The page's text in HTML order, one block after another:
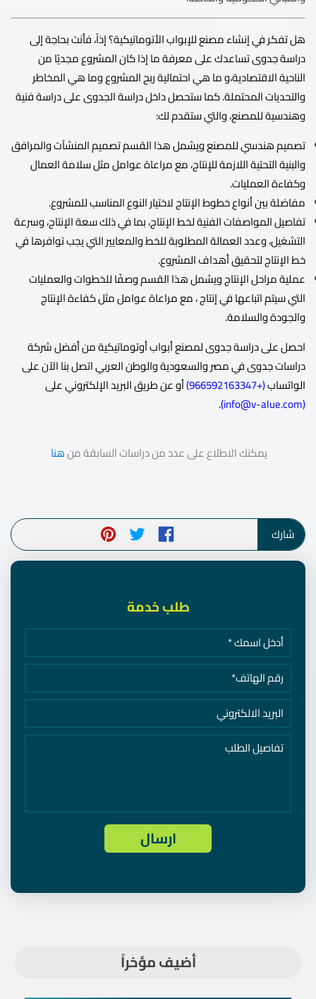
هل تفكر في إنشاء مصنع للإبواب الأتوماتيكية؟ إذاً، فأنت بحاجة إلى
دراسة جدوى تساعدك على معرفة ما إذا كان المشروع مجديًا من
الناحية الاقتصادية،و ما هي احتمالية ربح المشروع وما هي المخاطر
والتحديات المحتملة. كما ستحصل داخل دراسة الجدوى على دراسة فنية
وهندسية للمصنع، والتي ستقدم لك:
تصميم هندسي للمصنع ويشمل هذا القسم تصميم المنشآت والمرافق
والبنية التحتية اللازمة للإنتاج، مع مراعاة عوامل مثل سلامة العمال
وكفاءة العمليات.
مفاضلة بين أنواع خطوط الإنتاج لاختيار النوع المناسب للمشروع.
تفاصيل المواصفات الفنية لخط الإنتاج، بما في ذلك سعة الإنتاج، وسرعة
التشغيل، وعدد العمالة المطلوبة للخط والمعايير التي يجب توافرها في
خط الإنتاج لتحقيق أهداف المشروع.
عملية مراحل الإنتاج ويشمل هذا القسم وصفًا للخطوات والعمليات
التي سيتم اتباعها في إنتاج ، مع مراعاة عوامل مثل كفاءة الإنتاج
والجودة والسلامة.
احصل على دراسة جدوى لمصنع أبواب أوتوماتيكية من أفضل شركة
دراسات جدوى في مصر والسعودية والوطن العربي اتصل بنا الآن على
الواتساب(
+966592163347
)أو عن طريق البريد الإلكتروني على
(
info@v-alue.com
)
.
يمكنك الاطلاع على عدد من دراسات السابقة منهنا
شارك
طلب خدمة
أضيف مؤخراً